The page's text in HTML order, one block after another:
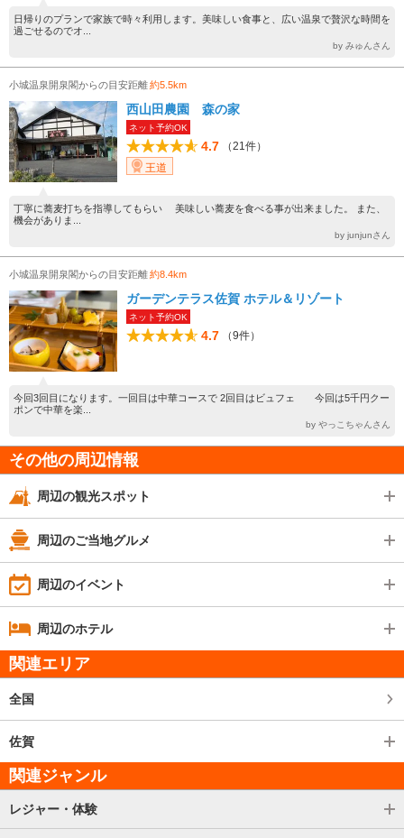
日帰りのプランで家族で時々利用します。美味しい食事と、広い温泉で贅沢な時間を
過ごせるのでオ...
by みゅんさん
小城温泉開泉閣からの目安距離約5.5km
西山田農園 森の家
ネット予約OK
4.7
（21件）
王道
丁寧に蕎麦打ちを指導してもらい 美味しい蕎麦を食べる事が出来ました。 また、
機会がありま...
by junjunさん
小城温泉開泉閣からの目安距離約8.4km
ガーデンテラス佐賀 ホテル＆リゾート
ネット予約OK
4.7 （9件）
今回3回目になります。一回目は中華コースで 2回目はビュフェ 今回は5千円クー
ポンで中華を楽...
by やっこちゃんさん
その他の周辺情報
周辺の観光スポット
周辺のご当地グルメ
周辺のイベント
周辺のホテル
関連エリア
全国
佐賀
関連ジャンル
レジャー・体験